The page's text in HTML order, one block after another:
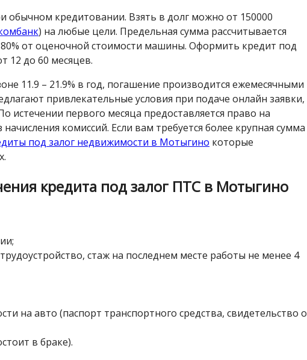
обычном кредитовании. Взять в долг можно от 150000
) на любые цели. Предельная сумма рассчитывается
от оценочной стоимости машины. Оформить кредит под
12 до 60 месяцев.
11.9 – 21.9% в год, погашение производится ежемесячными
привлекательные условия при подаче онлайн заявки,
истечении первого месяца предоставляется право на
комиссий. Если вам требуется более крупная сумма
под залог недвижимости в Мотыгино которые
кредита под залог ПТС в Мотыгино
стаж на последнем месте работы не менее 4
на авто (паспорт транспортного средства, свидетельство о
в браке).